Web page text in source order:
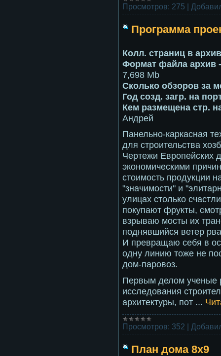
Просмотров: 275 |
Программа
Колл. страниц в
Формат файла архив -
7,698 Mb
Сколько обзоров за
Год созд. загр. на
Кем размещена стр.
Андрей
Панельно-каркасная
для строительства
Чертежи Европейских
экономическими
стоимость продукции
"значимости" и
улицах столько
покупают фрукты,
взрываю мосты их
поднявшийся ветер
И превращаю себя в
одну линию тоже не
дом-паровоз.
Первым делом ученые
исследования
архитектуры, пот ...
Просмотров: 352 |
План дома 8х9